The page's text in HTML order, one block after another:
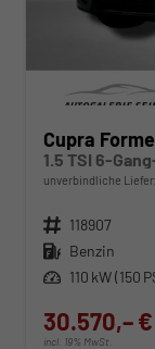
Cupra
1.5 TSI 6-
unverbindliche
Fahrzeugnr. 118907
Kraftstoff Benzin
Leistung 110 kW (150
30.570,– €
incl. 19% MwSt.